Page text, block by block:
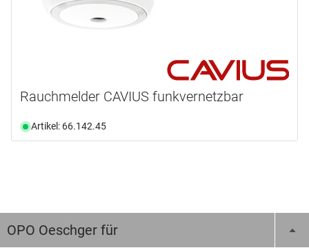
Rauchmelder CAVIUS funkvernetzbar
Artikel: 66.142.45
OPO Oeschger für